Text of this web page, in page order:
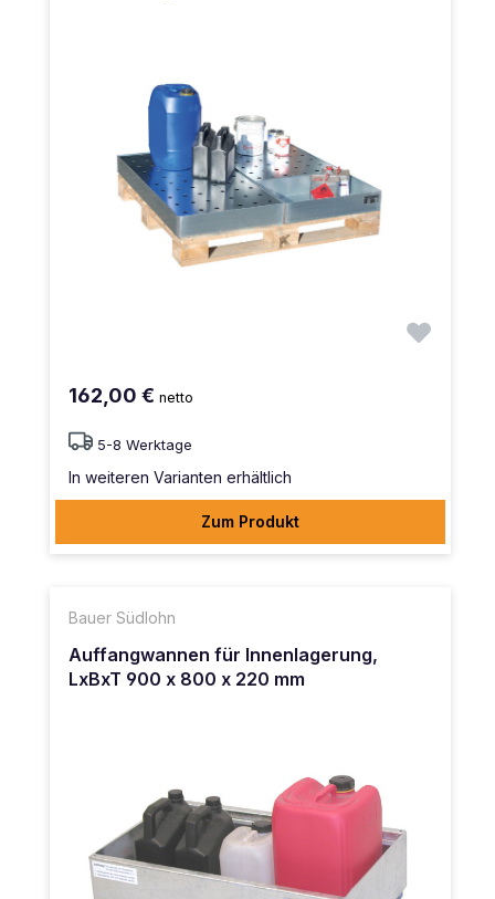
162,00 € netto
5-8 Werktage
In weiteren Varianten erhältlich
Zum Produkt
Bauer Südlohn
Auffangwannen für Innenlagerung,
LxBxT 900 x 800 x 220 mm